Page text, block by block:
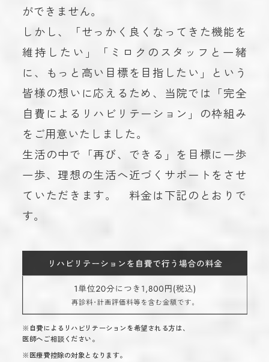
ができません。
しかし、「せっかく良くなってきた機能を
維持したい」「ミロクのスタッフと一緒
に、もっと高い目標を目指したい」という
皆様の想いに応えるため、当院では「完全
自費によるリハビリテーション」の枠組み
をご用意いたしました。
生活の中で「再び、できる」を目標に一歩
一歩、理想の生活へ近づくサポートをさせ
ていただきます。 料金は下記のとおりで
す。
※自費によるリハビリテーションを希望される方は、
医師へご相談ください。
※医療費控除の対象となります。